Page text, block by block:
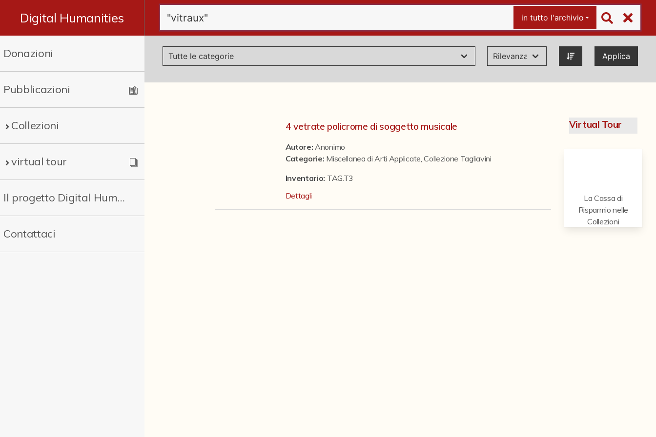
Digital Humanities
Donazioni
Pubblicazioni
Collezioni
virtual tour
Il progetto Digital Humanities
Contattaci
in tutto l'archivio
Applica
4 vetrate policrome di soggetto musicale
Autore:Anonimo
Categorie: Miscellanea di Arti Applicate,Collezione Tagliavini
Inventario: TAG.T3
Dettagli
Virtual Tour
La Cassa di
Risparmio nelle
Collezioni